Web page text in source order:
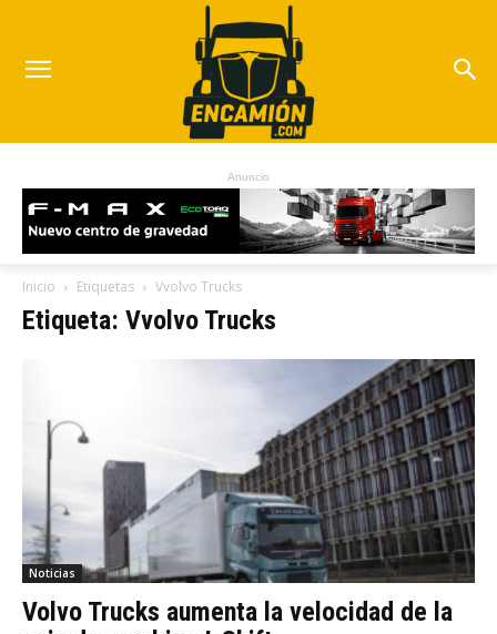
Anuncio
Inicio Etiquetas Vvolvo Trucks
Etiqueta: Vvolvo Trucks
Noticias
Volvo Trucks aumenta la velocidad de la